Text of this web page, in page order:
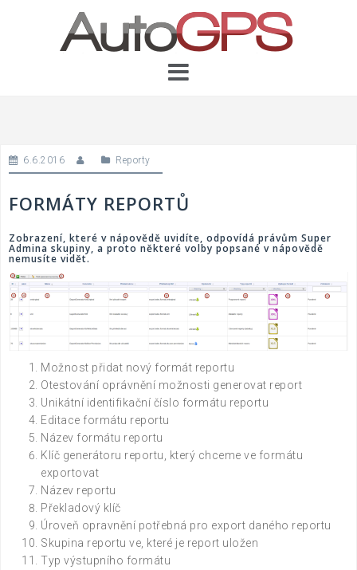
6.6.2016 Reporty
FORMÁTY REPORTŮ
Zobrazení, které v nápovědě uvidíte, odpovídá právům Super
Admina skupiny, a proto některé volby popsané v nápovědě
nemusíte vidět.
Možnost přidat nový formát reportu
Otestování oprávnění možnosti generovat report
Unikátní identifikační číslo formátu reportu
Editace formátu reportu
Název formátu reportu
Klíč generátoru reportu, který chceme ve formátu
exportovat
Název reportu
Překladový klíč
Úroveň opravnění potřebná pro export daného reportu
Skupina reportu ve, které je report uložen
Typ výstupního formátu